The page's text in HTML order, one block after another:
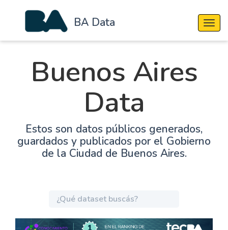
BA Data
Buenos Aires
Data
Estos son datos públicos generados,
guardados y publicados por el Gobierno
de la Ciudad de Buenos Aires.